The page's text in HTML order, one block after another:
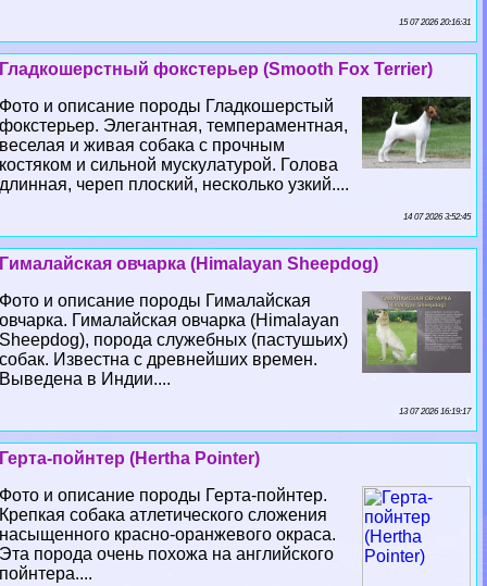
15 07 2026 20:16:31
Гладкошерстный фокстерьер (Smooth Fox Terrier)
Фото и описание породы Гладкошерстый
фокстерьер. Элегантная, темпераментная,
веселая и живая собака с прочным
костяком и сильной мускулатурой. Голова
длинная, череп плоский, несколько узкий....
14 07 2026 3:52:45
Гималайская овчарка (Himalayan Sheepdog)
Фото и описание породы Гималайская
овчарка. Гималайская овчарка (Himalayan
Sheepdog), порода служебных (пастушьих)
собак. Известна с древнейших времен.
Выведена в Индии....
13 07 2026 16:19:17
Герта-пойнтер (Hertha Pointer)
Фото и описание породы Герта-пойнтер.
Крепкая собака атлетического сложения
насыщенного красно-оранжевого окраса.
Эта порода очень похожа на английского
пойнтера....